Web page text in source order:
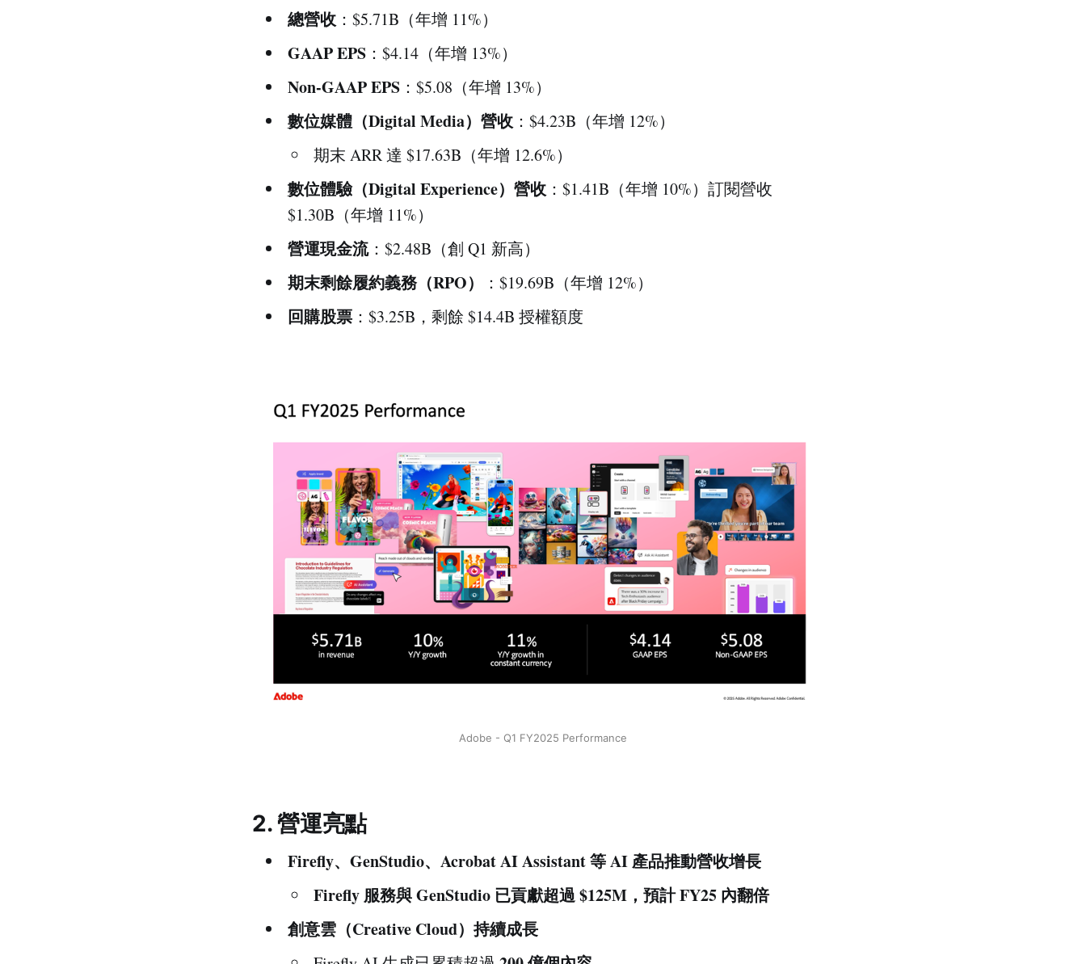
總營收 ：$5.71B（年增 11%）
GAAP EPS ：$4.14（年增 13%）
Non-GAAP EPS ：$5.08（年增 13%）
數位媒體（Digital Media）營收 ：$4.23B（年增 12%）
期末 ARR 達 $17.63B（年增 12.6%）
數位體驗（Digital Experience）營收 ：$1.41B（年增 10%）訂閱營收
$1.30B（年增 11%）
營運現金流：$2.48B（創 Q1 新高）
期末剩餘履約義務（RPO） ：$19.69B（年增 12%）
回購股票 ：$3.25B，剩餘 $14.4B 授權額度
Adobe - Q1 FY2025 Performance
2. 營運亮點
Firefly、GenStudio、Acrobat AI Assistant 等 AI 產品推動營收增長
Firefly 服務與 GenStudio 已貢獻超過 $125M，預計 FY25 內翻倍
創意雲（Creative Cloud）持續成長